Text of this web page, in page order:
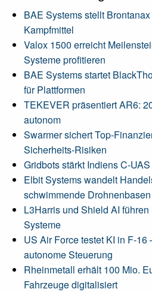
BAE Systems stellt
Kampfmittel
Valox 1500 erreicht
Systeme profitieren
BAE Systems startet
für Plattformen
TEKEVER präsentiert AR6:
autonom
Swarmer sichert Top-
Sicherheits-Risiken
Gridbots stärkt Indiens C-
Elbit Systems wandelt
schwimmende Drohnenbasen
L3Harris und Shield AI
Systeme
US Air Force testet KI in F-16
autonome Steuerung
Rheinmetall erhält 100 Mio.
Fahrzeuge digitalisiert